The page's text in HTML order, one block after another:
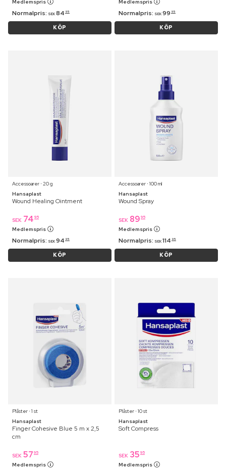
Medlemspris
Normalpris: SEK 84 95
KÖP
Medlemspris
Normalpris: SEK 99 95
KÖP
Accessoarer ⋅ 20 g
Hansaplast
Wound Healing Ointment
SEK 74 95
Medlemspris
Normalpris: SEK 94 95
KÖP
Accessoarer ⋅ 100 ml
Hansaplast
Wound Spray
SEK 89 95
Medlemspris
Normalpris: SEK 114 95
KÖP
Plåster ⋅ 1 st
Hansaplast
Finger Cohesive Blue 5 m x 2,5
cm
SEK 57 95
Medlemspris
Plåster ⋅ 10 st
Hansaplast
Soft Compress
SEK 35 95
Medlemspris